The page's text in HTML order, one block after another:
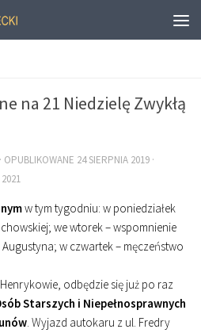
na 21 Niedzielę Zwykłą
· OPUBLIKOWANE 24 SIERPNIA 2019 ·
w tym tygodniu: w poniedziałek
we wtorek – wspomnienie
w czwartek – męczeństwo
odbędzie się już po raz
Starszych i Niepełnosprawnych
. Wyjazd autokaru z ul. Fredry